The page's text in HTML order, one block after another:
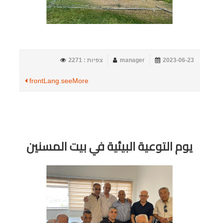
2023-06-23
manager צפיות : 2271
frontLang.seeMore
يوم التوعية البيئية في بيت المسنين